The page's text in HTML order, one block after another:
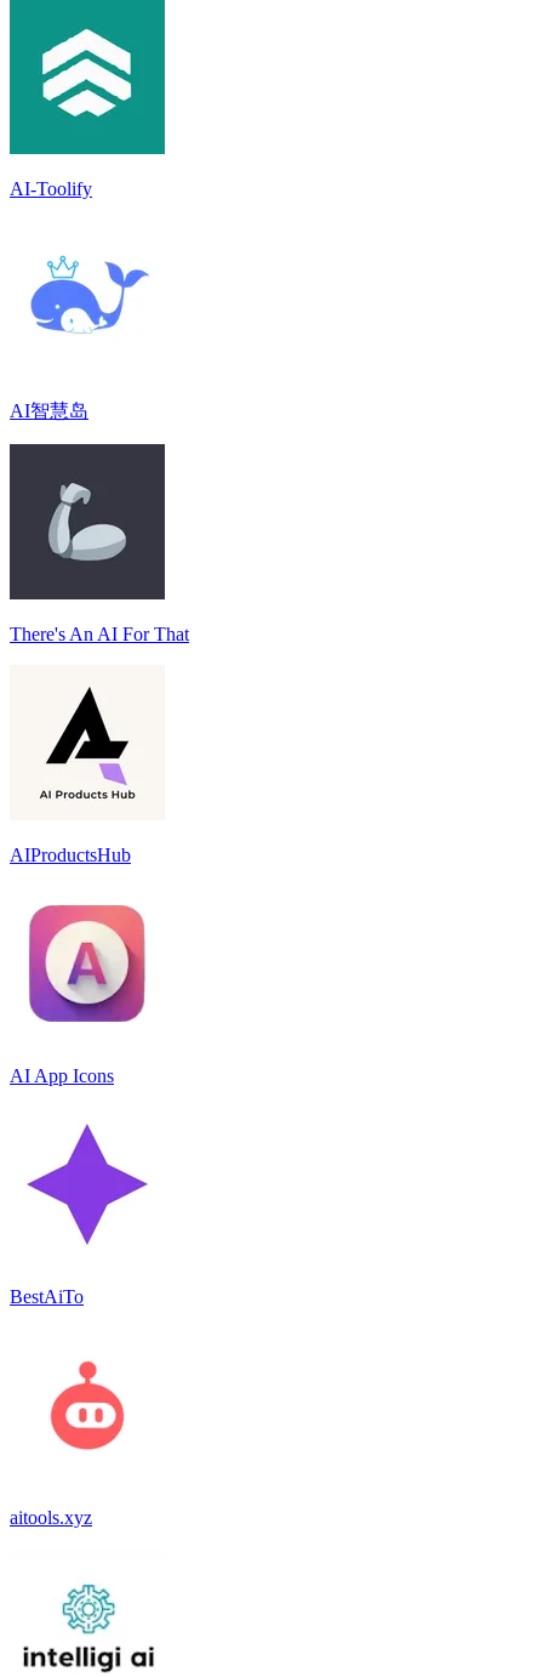
AI-Toolify
AI智慧岛
There's An AI For That
AIProductsHub
AI App Icons
BestAiTo
aitools.xyz